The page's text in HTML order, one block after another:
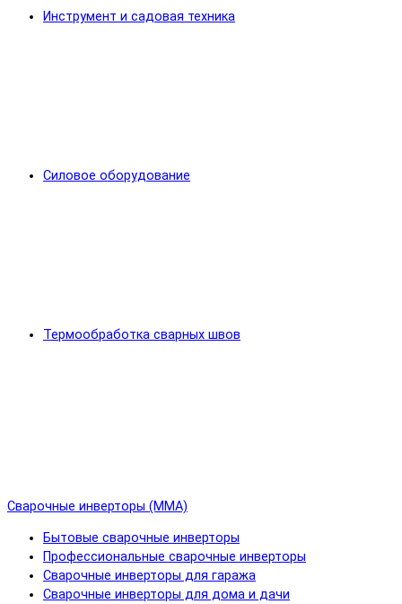
Инструмент и садовая техника
Силовое оборудование
Термообработка сварных швов
Сварочные инверторы (MMA)
Бытовые сварочные инверторы
Профессиональные сварочные инверторы
Сварочные инверторы для гаража
Сварочные инверторы для дома и дачи